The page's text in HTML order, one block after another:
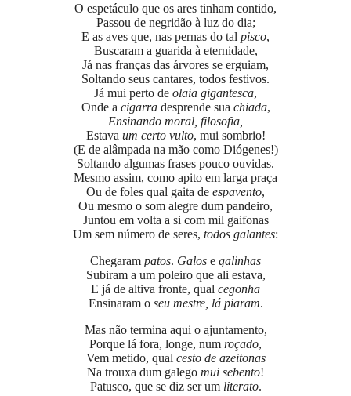
O espetáculo que os ares tinham contido,
Passou de negridão à luz do dia;
E as aves que, nas pernas do tal pisco,
Buscaram a guarida à eternidade,
Já nas franças das árvores se erguiam,
Soltando seus cantares, todos festivos.
Já mui perto de olaia gigantesca,
Onde a cigarradesprende sua chiada,
Ensinando moral, filosofia,
Estava um certo vulto, mui sombrio!
(E de alâmpada na mão como Diógenes!)
Soltando algumas frases pouco ouvidas.
Mesmo assim, como apito em larga praça
Ou de foles qual gaita de espavento,
Ou mesmo o som alegre dum pandeiro,
Juntou em volta a si com mil gaifonas
Um sem número de seres, todos galantes:
Chegaram patos. Galos e galinhas
Subiram a um poleiro que ali estava,
E já de altiva fronte, qual cegonha
Ensinaram o seu mestre, lá piaram.
Mas não termina aqui o ajuntamento,
Porque lá fora, longe, num roçado,
Vem metido, qual cesto de azeitonas
Na trouxa dum galego mui sebento!
Patusco, que se diz ser um literato.